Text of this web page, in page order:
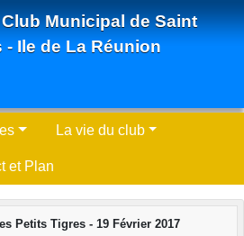
Municipal de Saint
- Ile de La Réunion
La vie du club
et Plan
Petits Tigres - 19 Février 2017